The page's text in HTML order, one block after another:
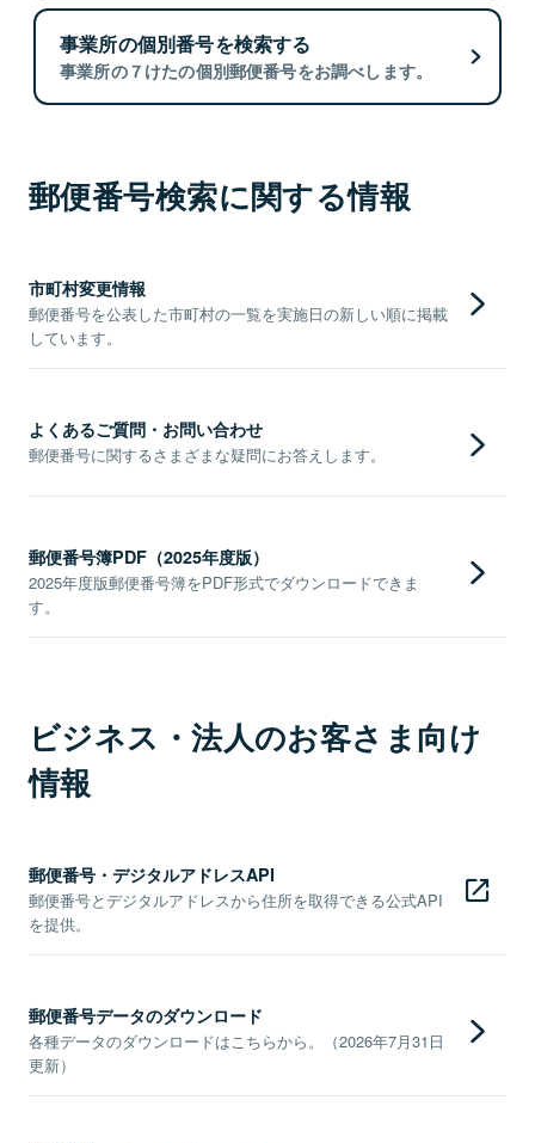
事業所の個別番号を検索する
事業所の７けたの個別郵便番号をお調べします。
郵便番号検索に関する情報
市町村変更情報
郵便番号を公表した市町村の一覧を実施日の新しい順に掲載
しています。
よくあるご質問・お問い合わせ
郵便番号に関するさまざまな疑問にお答えします。
郵便番号簿PDF（2025年度版）
2025年度版郵便番号簿をPDF形式でダウンロードできま
す。
ビジネス・法人のお客さま向け
情報
郵便番号・デジタルアドレスAPI
郵便番号とデジタルアドレスから住所を取得できる公式API
を提供。
郵便番号データのダウンロード
各種データのダウンロードはこちらから。（2026年7月31日
更新）